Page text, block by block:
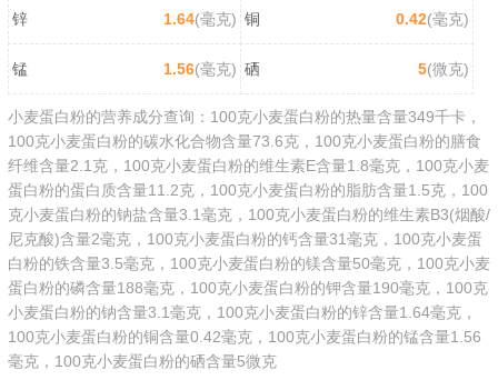
锌 1.64(毫克) 铜 0.42(毫克)
锰 1.56(毫克) 硒 5(微克)
小麦蛋白粉的营养成分查询：100克小麦蛋白粉的热量含量349千卡，
100克小麦蛋白粉的碳水化合物含量73.6克，100克小麦蛋白粉的膳食
纤维含量2.1克，100克小麦蛋白粉的维生素E含量1.8毫克，100克小麦
蛋白粉的蛋白质含量11.2克，100克小麦蛋白粉的脂肪含量1.5克，100
克小麦蛋白粉的钠盐含量3.1毫克，100克小麦蛋白粉的维生素B3(烟酸/
尼克酸)含量2毫克，100克小麦蛋白粉的钙含量31毫克，100克小麦蛋
白粉的铁含量3.5毫克，100克小麦蛋白粉的镁含量50毫克，100克小麦
蛋白粉的磷含量188毫克，100克小麦蛋白粉的钾含量190毫克，100克
小麦蛋白粉的钠含量3.1毫克，100克小麦蛋白粉的锌含量1.64毫克，
100克小麦蛋白粉的铜含量0.42毫克，100克小麦蛋白粉的锰含量1.56
毫克，100克小麦蛋白粉的硒含量5微克